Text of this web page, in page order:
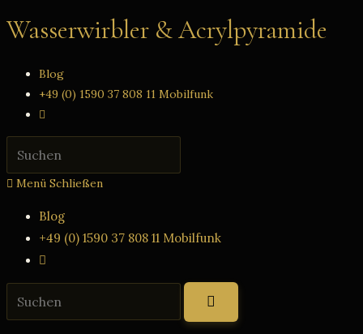
Inhalt
Wasserwirbler & Acrylpyramide
Blog
+49 (0) 1590 37 808 11 Mobilfunk
Website-
Suche
umschalten
search
Menü Schließen
Blog
+49 (0) 1590 37 808 11 Mobilfunk
Website-
Suche
umschalten
Website